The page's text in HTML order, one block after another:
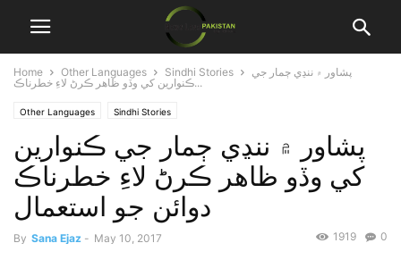
Home Other Languages Sindhi Stories
پشاور ۾ ننڍي ڄمار جي
ڪنوارين کي وڏو ظاهر ڪرڻ لاءِ خطرناڪ...
Other Languages Sindhi Stories
پشاور ۾ ننڍي ڄمار جي ڪنوارين
کي وڏو ظاهر ڪرڻ لاءِ خطرناڪ
دوائن جو استعمال
By Sana Ejaz - May 10, 2017 0
1919